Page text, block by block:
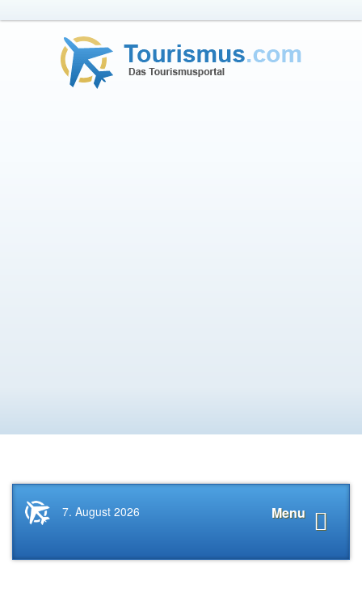
Startseite
News.Tourismus.com
Menu
7. August 2026